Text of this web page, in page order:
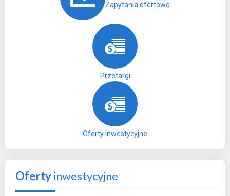
Zapytania ofertowe
Przetargi
Oferty inwestycyjne
Ofertyinwestycyjne